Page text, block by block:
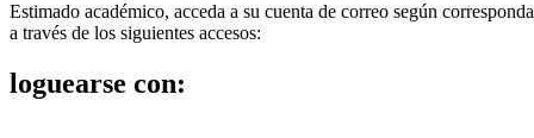
Estimado académico, acceda a su cuenta de correo según corresponda
a través de los siguientes accesos:
loguearse con: